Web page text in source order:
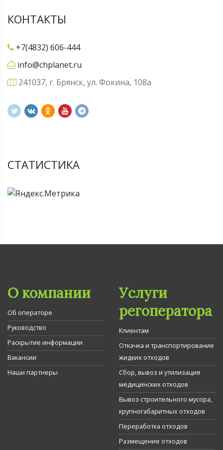
КОНТАКТЫ
+7(4832) 606-444
info@chplanet.ru
241037, г. Брянск, ул. Фокина, 108а
СТАТИСТИКА
О компании
Об операторе
Руководство
Раскрытие информации
Вакансии
Наши партнеры
Услуги
регоператора
Клиентам
Откачка и транспортирование
жидких отходов
Сбор, вывоз и утилизация
медицинских отходов
Вывоз строительного мусора,
крупногабаритных отходов
Переработка отходов
Размещение отходов